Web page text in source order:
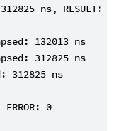
ns, RESULT:
132013 ns
312825 ns
312825 ns
ERROR: 0